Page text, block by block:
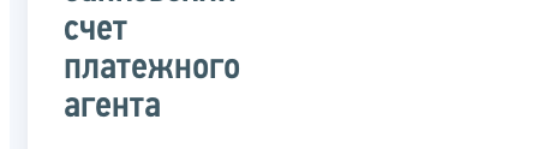
счет
платежного
агента